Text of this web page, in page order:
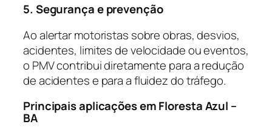
5. Segurança e prevenção
Ao alertar motoristas sobre obras, desvios,
acidentes, limites de velocidade ou eventos,
o PMV contribui diretamente para a redução
de acidentes e para a fluidez do tráfego.
Principais aplicações em Floresta Azul –
BA